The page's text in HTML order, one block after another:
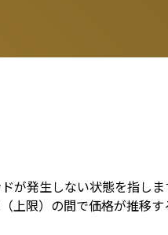
が発生しない状態を指しま
上限）の間で価格が推移